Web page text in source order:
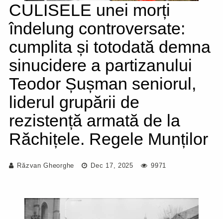
CULISELE unei morți
îndelung controversate:
cumplita și totodată demna
sinucidere a partizanului
Teodor Șușman seniorul,
liderul grupării de
rezistență armată de la
Răchițele. Regele Munților
Răzvan Gheorghe Dec 17, 2025 9971